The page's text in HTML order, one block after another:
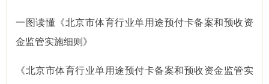
一图读懂《北京市体育行业单用途预付卡备案和预收资
金监管实施细则》
《北京市体育行业单用途预付卡备案和预收资金监管实